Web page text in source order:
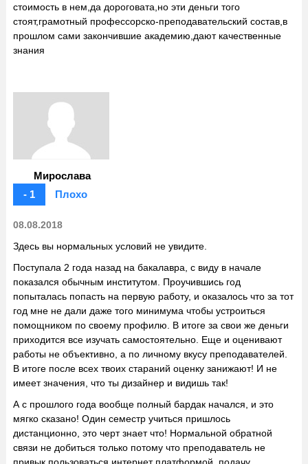
стоимость в нем,да дороговата,но эти деньги того
стоят,грамотный профессорско-преподавательский состав,в
прошлом сами закончившие академию,дают качественные
знания
Мирослава
- 1
Плохо
08.08.2018
Здесь вы нормальных условий не увидите.
Поступала 2 года назад на бакалавра, с виду в начале
показался обычным институтом. Проучившись год
попыталась попасть на первую работу, и оказалось что за тот
год мне не дали даже того минимума чтобы устроиться
помощником по своему профилю. В итоге за свои же деньги
приходится все изучать самостоятельно. Еще и оценивают
работы не объективно, а по личному вкусу преподавателей.
В итоге после всех твоих стараний оценку занижают! И не
имеет значения, что ты дизайнер и видишь так!
А с прошлого года вообще полный бардак начался, и это
мягко сказано! Один семестр учиться пришлось
дистанционно, это черт знает что! Нормальной обратной
связи не добиться только потому что преподаватель не
привык пользоваться интернет платформой, подачу